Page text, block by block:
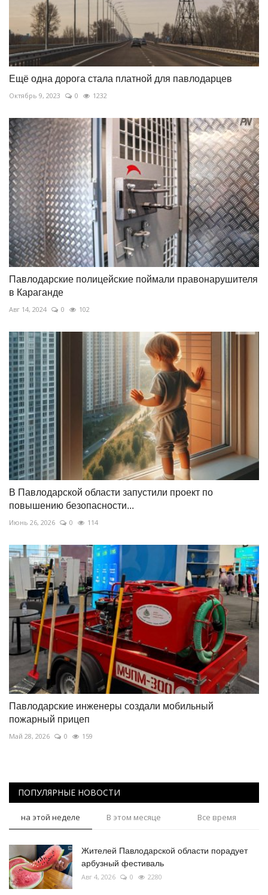
Ещё одна дорога стала платной для павлодарцев
Октябрь 9, 2023 0 1232
Павлодарские полицейские поймали правонарушителя
в Караганде
Авг 14, 2024 0 102
В Павлодарской области запустили проект по
повышению безопасности...
Июнь 26, 2026 0 114
Павлодарские инженеры создали мобильный
пожарный прицеп
Май 28, 2026 0 159
ПОПУЛЯРНЫЕ НОВОСТИ
на этой неделе В этом месяце Все время
Жителей Павлодарской области порадует
арбузный фестиваль
Авг 4, 2026 0 2280